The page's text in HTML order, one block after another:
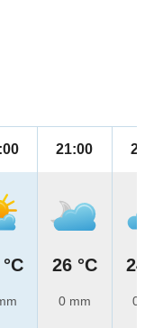
21:00
26 °C
0 mm
22:00
24 °C
0 mm